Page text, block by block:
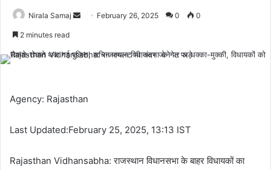
Nirala Samaj
Send February 26, 2025 0 0
2 minutes read
Agency: Rajasthan
Last Updated:February 25, 2025, 13:13 IST
Rajasthan Vidhansabha: राजस्थान विधानसभा के बाहर विधायकों का